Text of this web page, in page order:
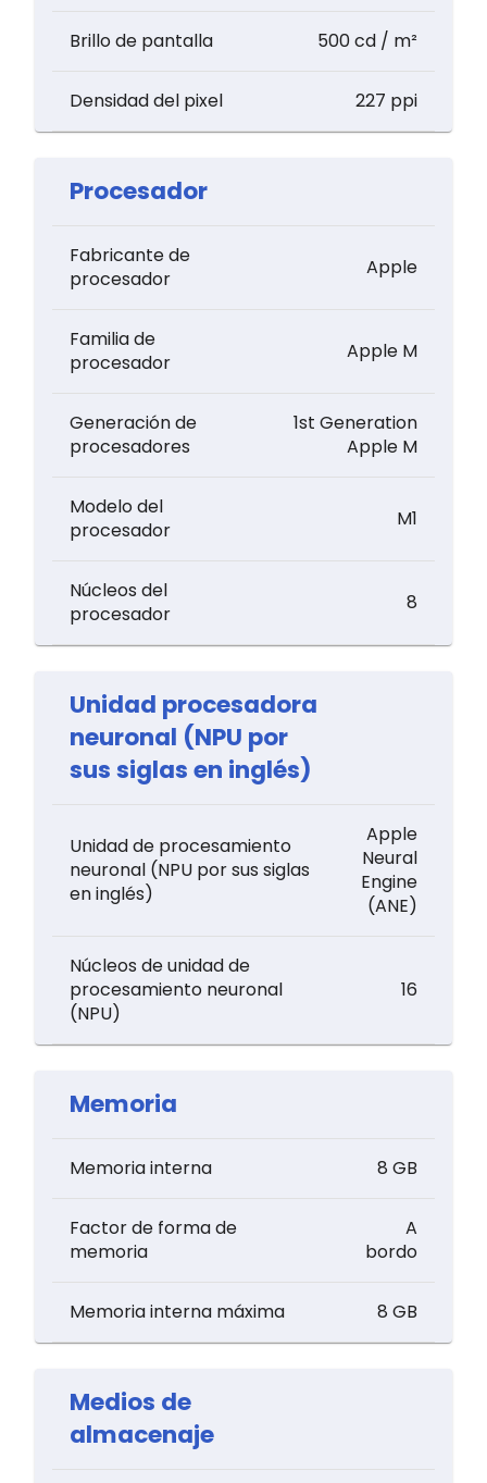
Brillo de pantalla 500 cd / m²
Densidad del pixel 227 ppi
Procesador
Fabricante de
procesador
Apple
Familia de
procesador
Apple M
Generación de
procesadores
1st Generation
Apple M
Modelo del
procesador
M1
Núcleos del
procesador
8
Unidad procesadora
neuronal (NPU por
sus siglas en inglés)
Unidad de procesamiento
neuronal (NPU por sus siglas
en inglés)
Apple
Neural
Engine
(ANE)
Núcleos de unidad de
procesamiento neuronal
(NPU)
16
Memoria
Memoria interna 8 GB
Factor de forma de
memoria
A
bordo
Memoria interna máxima 8 GB
Medios de
almacenaje